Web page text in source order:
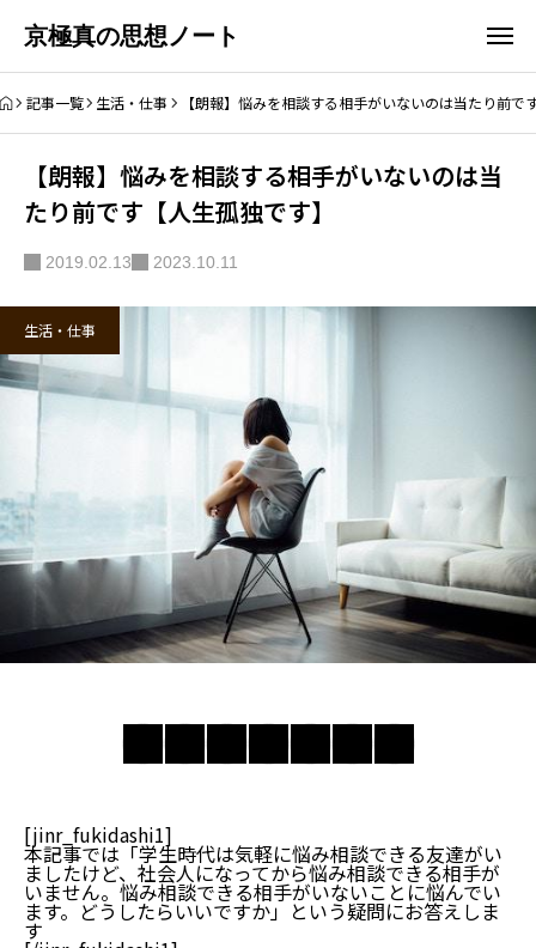
京極真の思想ノート
記事一覧 生活・仕事 【朗報】悩みを相談する相手がいないのは当たり前で
【朗報】悩みを相談する相手がいないのは当
たり前です【人生孤独です】
2019.02.13 2023.10.11
生活・仕事
[jinr_fukidashi1]
本記事では「学生時代は気軽に悩み相談できる友達がい
ましたけど、社会人になってから悩み相談できる相手が
いません。悩み相談できる相手がいないことに悩んでい
ます。どうしたらいいですか」という疑問にお答えしま
す